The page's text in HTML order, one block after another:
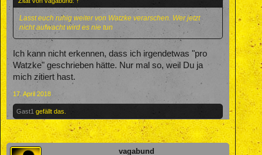
Lasst euch ruhig weiter von Watzke verarschen. Wer jetzt
nicht aufwacht wird es nie tun
Ich kann nicht erkennen, dass ich irgendetwas "pro
Watzke" geschrieben hätte. Nur mal so, weil Du ja
mich zitiert hast.
17. April 2018
Gast1 gefällt das.
vagabund